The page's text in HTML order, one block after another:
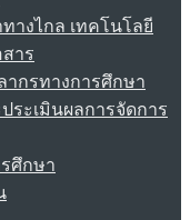
างไกล เทคโนโลยี
าร
กรทางการศึกษา
ระเมินผลการจัดการ
ศึกษา